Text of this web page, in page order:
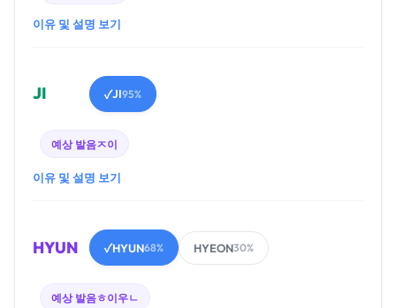
이유 및 설명 보기
JI ✓JI95%
예상 발음ㅈ이
이유 및 설명 보기
HYUN ✓HYUN68% HYEON30%
예상 발음ㅎ이우ㄴ